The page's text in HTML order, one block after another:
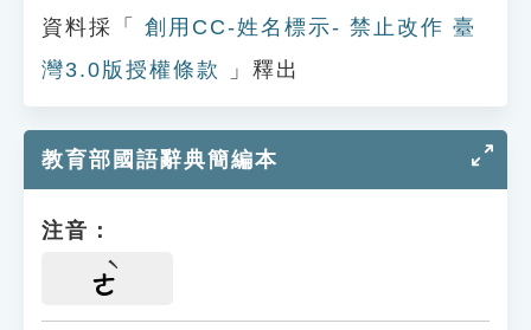
資料採「
創用CC-姓名標示- 禁止改作 臺
灣3.0版授權條款
」釋出
教育部國語辭典簡編本
注音：
ㄜ